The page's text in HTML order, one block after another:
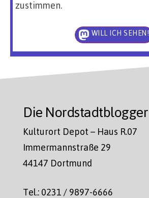
zustimmen.
WILL ICH SEHEN!
Die Nordstadtblogger
Kulturort Depot – Haus R.07
Immermannstraße 29
44147 Dortmund
Tel.: 0231 / 9897-6666